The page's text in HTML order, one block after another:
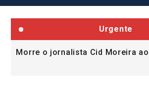
Urgente
Morre o jornalista Cid Moreira